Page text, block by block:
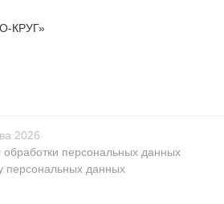
КРУГ»
2026
персональных данных
персональных данных